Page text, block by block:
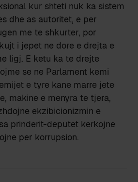
kur shteti nuk ka sistem
dhe as autoritet, e per
me te shkurter, por
i jepet ne dore e drejta e
ligj. E ketu ka te drejte
se ne Parlament kemi
e tyre kane marre jete
makine e menyra te tjera,
ekzibicionizmin e
prinderit-deputet kerkojne
per korrupsion.